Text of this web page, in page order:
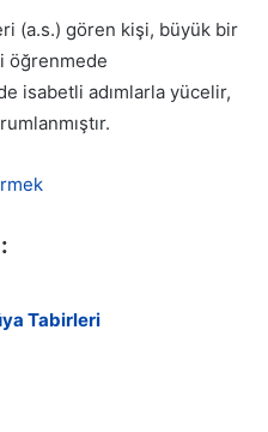
(a.s.) gören kişi, büyük bir
öğrenmede
isabetli adımlarla yücelir,
Tabirleri